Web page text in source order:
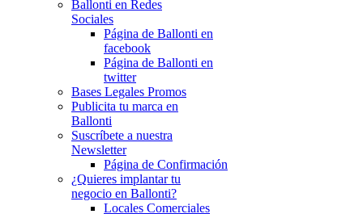
Ballonti en Redes
Sociales
Página de Ballonti en
facebook
Página de Ballonti en
twitter
Bases Legales Promos
Publicita tu marca en
Ballonti
Suscríbete a nuestra
Newsletter
Página de Confirmación
¿Quieres implantar tu
negocio en Ballonti?
Locales Comerciales